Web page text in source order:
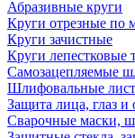
Абразивные круги
Круги отрезные по
Круги зачистные
Круги лепестковые
Самозацепляемые
Шлифовальные
Защита лица, глаз и
Сварочные маски,